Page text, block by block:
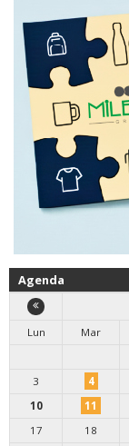
Agenda
Lun
Mar
3
4
10
11
17
18